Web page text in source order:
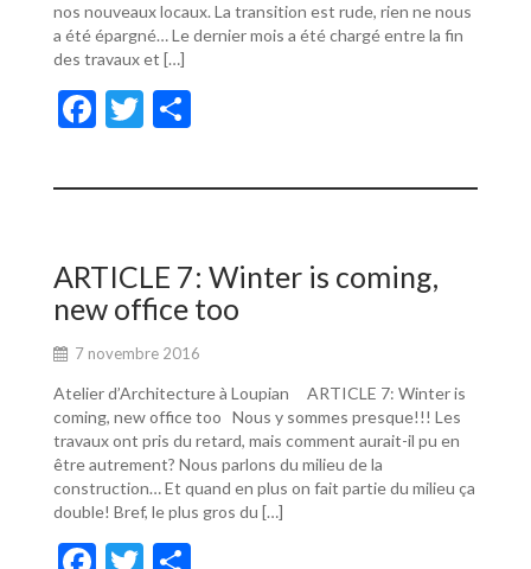
nos nouveaux locaux. La transition est rude, rien ne nous
a été épargné… Le dernier mois a été chargé entre la fin
des travaux et […]
F
e
o
o
k
T
itt ta
er
ARTICLE 7: Winter is coming,
new office too
7 novembre 2016
Atelier d’Architecture à Loupian ARTICLE 7: Winter is
coming, new office too Nous y sommes presque!!! Les
travaux ont pris du retard, mais comment aurait-il pu en
être autrement? Nous parlons du milieu de la
construction… Et quand en plus on fait partie du milieu ça
double! Bref, le plus gros du […]